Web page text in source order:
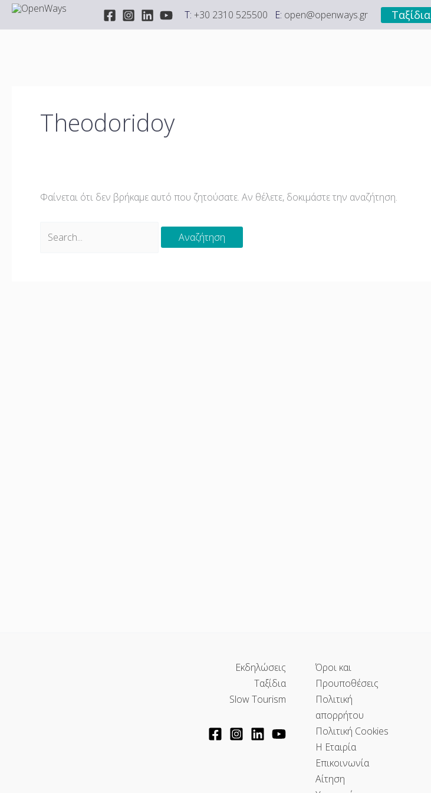
Μετάβαση
T: +30 2310 525500 E: open@openways.gr Ταξίδια
Theodoridoy
Φαίνεται ότι δεν βρήκαμε αυτό που ζητούσατε. Αν θέλετε, δοκιμάστε την αναζήτηση.
Αναζήτηση
Εκδηλώσεις
Ταξίδια
Slow Tourism
Όροι και
Προυποθέσεις
Πολιτική
απορρήτου
Πολιτική Cookies
Η Εταιρία
Επικοινωνία
Αίτηση